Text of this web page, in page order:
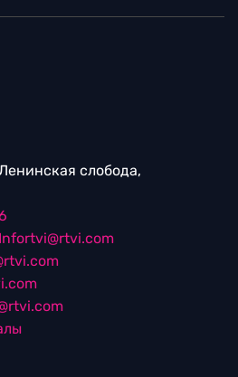
слобода,
Infortvi@rtvi.com